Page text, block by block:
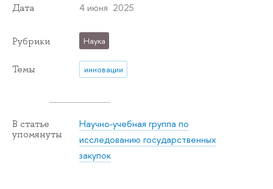
Дата 4 июня 2025
Рубрики Наука
Темы инновации
В статье
упомянуты
Научно-учебная группа по
исследованию государственных
закупок